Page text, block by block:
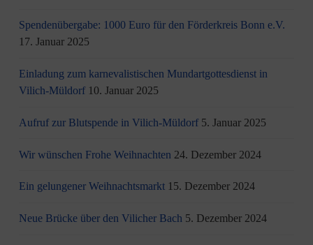
Spendenübergabe: 1000 Euro für den Förderkreis Bonn e.V.
17. Januar 2025
Einladung zum karnevalistischen Mundartgottesdienst in
Vilich-Müldorf 10. Januar 2025
Aufruf zur Blutspende in Vilich-Müldorf 5. Januar 2025
Wir wünschen Frohe Weihnachten 24. Dezember 2024
Ein gelungener Weihnachtsmarkt 15. Dezember 2024
Neue Brücke über den Vilicher Bach 5. Dezember 2024